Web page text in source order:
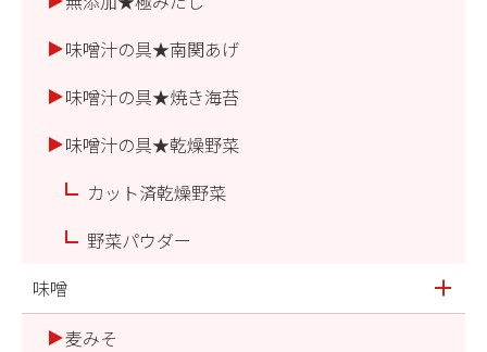
味噌汁の具★南関あげ
味噌汁の具★焼き海苔
味噌汁の具★乾燥野菜
カット済乾燥野菜
野菜パウダー
味噌
麦みそ